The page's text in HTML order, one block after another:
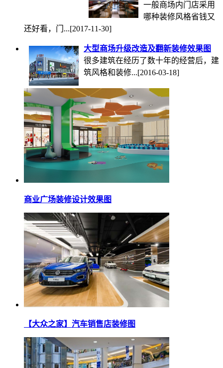
一般商场内门店采用
哪种装修风格省钱又
还好看，门...[2017-11-30]
大型商场升级改造及翻新装修效果图
很多建筑在经历了数十年的经营后，建
筑风格和装修...[2016-03-18]
商业广场装修设计效果图
【大众之家】汽车销售店装修图